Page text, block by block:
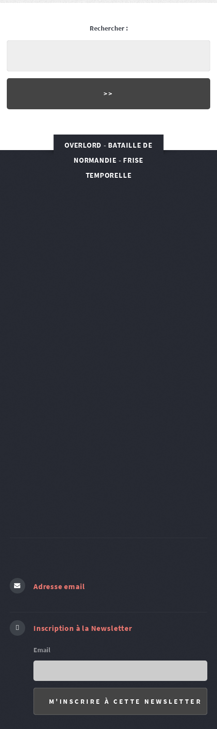
Rechercher :
OVERLORD - BATAILLE DE
NORMANDIE - FRISE
TEMPORELLE
Adresse email
Inscription à la Newsletter
Email